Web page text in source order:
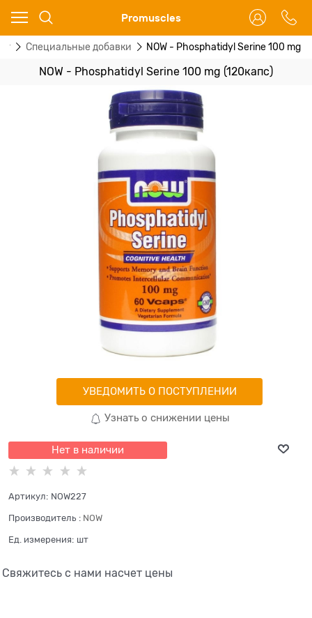
Promuscles
Специальные добавки NOW - Phosphatidyl Serine 100 mg
NOW - Phosphatidyl Serine 100 mg (120капс)
УВЕДОМИТЬ О ПОСТУПЛЕНИИ
Узнать о снижении цены
Нет в наличии
Артикул: NOW227
Производитель : NOW
Ед. измерения: шт
Свяжитесь с нами насчет цены
Ваш город - Москва,
угадали?
ДА НЕТ